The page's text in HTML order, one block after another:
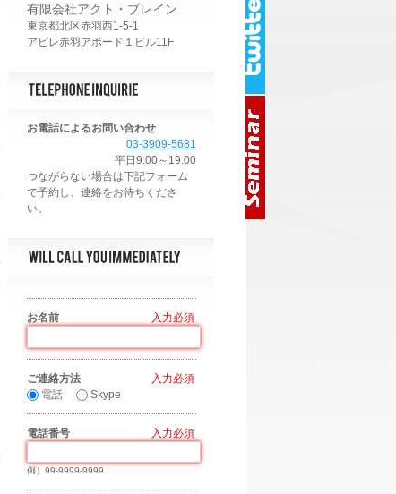
有限会社アクト・ブレイン
東京都北区赤羽西1-5-1
アピレ赤羽アボード１ビル11F
お電話によるお問い合わせ
03-3909-5681
平日9:00～19:00
お名前
ご連絡方法
電話
Skype
電話番号
例）99-9999-9999